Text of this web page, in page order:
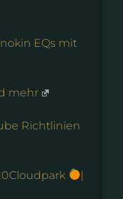
EQs mit
mehr
Richtlinien
|